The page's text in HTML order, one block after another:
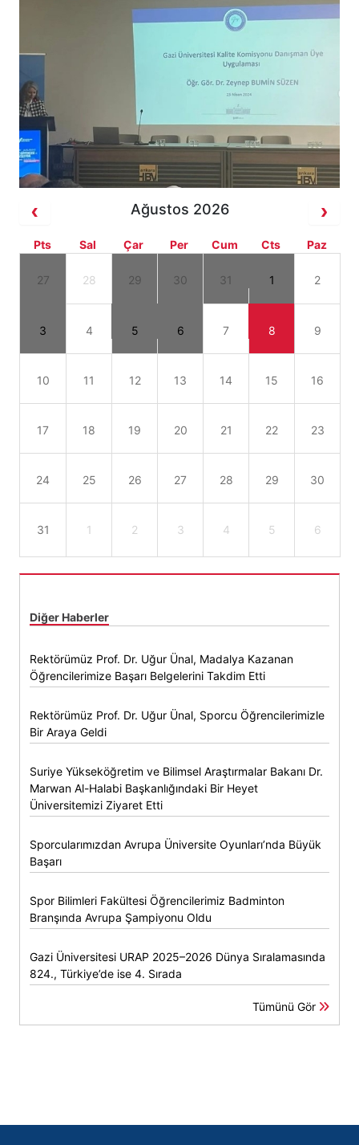
Ağustos 2026
Pts Sal Çar Per Cum Cts Paz
27 28 29 30 31 1 2
3 4 5 6 7 8 9
10 11 12 13 14 15 16
17 18 19 20 21 22 23
24 25 26 27 28 29 30
31 1 2 3 4 5 6
Diğer Haberler
Rektörümüz Prof. Dr. Uğur Ünal, Madalya Kazanan
Öğrencilerimize Başarı Belgelerini Takdim Etti
Rektörümüz Prof. Dr. Uğur Ünal, Sporcu Öğrencilerimizle
Bir Araya Geldi
Suriye Yükseköğretim ve Bilimsel Araştırmalar Bakanı Dr.
Marwan Al-Halabi Başkanlığındaki Bir Heyet
Üniversitemizi Ziyaret Etti
Sporcularımızdan Avrupa Üniversite Oyunları’nda Büyük
Başarı
Spor Bilimleri Fakültesi Öğrencilerimiz Badminton
Branşında Avrupa Şampiyonu Oldu
Gazi Üniversitesi URAP 2025–2026 Dünya Sıralamasında
824., Türkiye’de ise 4. Sırada
Tümünü Gör